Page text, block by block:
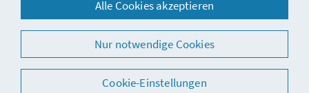
Alle Cookies akzeptieren
Nur notwendige Cookies
Cookie-Einstellungen
© 2026 Bundesministerium für Arbeit, Soziales, Gesundheit,
Pflege und Konsumentenschutz